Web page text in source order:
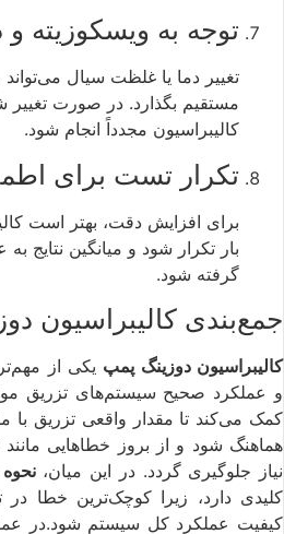
توجه به ویسکوزیته
تغییر دما یا غلظت سیال
مستقیم بگذارد. در صورت
کالیبراسیون مجدداً انجام شود.
تکرار تست برای
برای افزایش دقت، بهتر است
بار تکرار شود و میانگین نتایج
گرفته شود.
جمع‌بندی کالیبراسیون
کالیبراسیون دوزینگ پمپیکی از
و عملکرد صحیح سیستم‌های تزریق
کمک می‌کند تا مقدار واقعی تزریق با
هماهنگ شود و از بروز خطاهایی مانند
نیاز جلوگیری گردد. در این میان،
کلیدی دارد، زیرا کوچک‌ترین خطا
کیفیت عملکرد کل سیستم شود.در